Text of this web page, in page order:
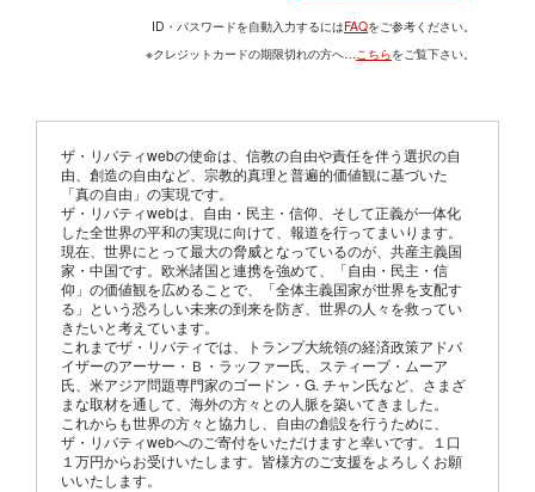
ID・パスワードを自動入力するにはFAQをご参考ください。
※クレジットカードの期限切れの方へ…こちらをご覧下さい。
ザ・リバティwebの使命は、信教の自由や責任を伴う選択の自
由、創造の自由など、宗教的真理と普遍的価値観に基づいた
「真の自由」の実現です。
ザ・リバティwebは、自由・民主・信仰、そして正義が一体化
した全世界の平和の実現に向けて、報道を行ってまいります。
現在、世界にとって最大の脅威となっているのが、共産主義国
家・中国です。欧米諸国と連携を強めて、「自由・民主・信
仰」の価値観を広めることで、「全体主義国家が世界を支配す
る」という恐ろしい未来の到来を防ぎ、世界の人々を救ってい
きたいと考えています。
これまでザ・リバティでは、トランプ大統領の経済政策アドバ
イザーのアーサー・Ｂ・ラッファー氏、スティーブ・ムーア
氏、米アジア問題専門家のゴードン・G. チャン氏など、さまざ
まな取材を通して、海外の方々との人脈を築いてきました。
これからも世界の方々と協力し、自由の創設を行うために、
ザ・リバティwebへのご寄付をいただけますと幸いです。１口
１万円からお受けいたします。皆様方のご支援をよろしくお願
いいたします。